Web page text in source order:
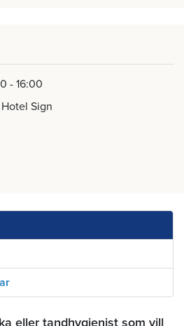
- 16:00
Sign
eller tandhygienist som vill